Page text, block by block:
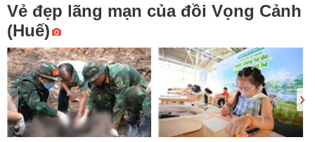
Vẻ đẹp lãng mạn của đồi Vọng Cảnh
(Huế)